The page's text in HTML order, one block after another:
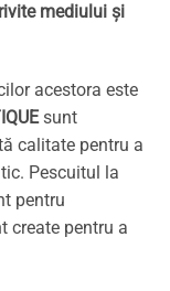
mediului și
acestora este
sunt
calitate pentru a
Pescuitul la
pentru
create pentru a